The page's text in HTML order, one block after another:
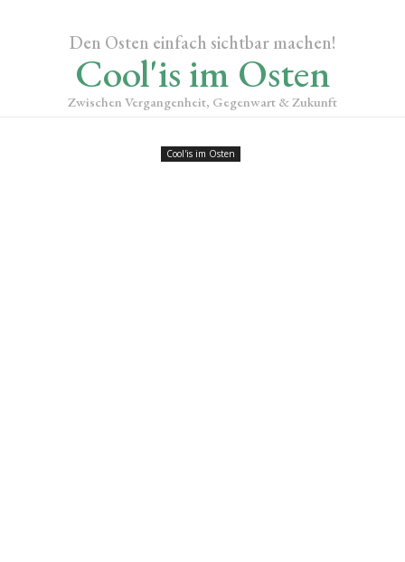
Den Osten einfach sichtbar machen!
Cool'is im Osten
Zwischen Vergangenheit, Gegenwart & Zukunft
Cool'is im Osten